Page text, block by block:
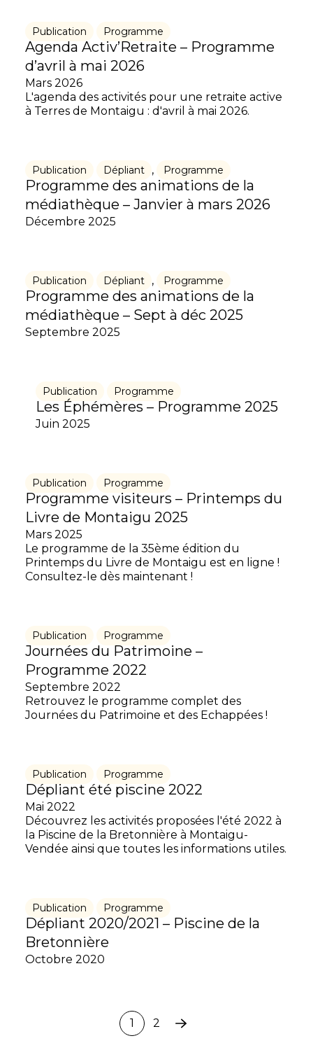
Publication Programme
Agenda Activ’Retraite – Programme
d’avril à mai 2026
Mars 2026
L'agenda des activités pour une retraite active
à Terres de Montaigu : d'avril à mai 2026.
Publication Dépliant , Programme
Programme des animations de la
médiathèque – Janvier à mars 2026
Décembre 2025
Publication Dépliant , Programme
Programme des animations de la
médiathèque – Sept à déc 2025
Septembre 2025
Publication Programme
Les Éphémères – Programme 2025
Juin 2025
Publication Programme
Programme visiteurs – Printemps du
Livre de Montaigu 2025
Mars 2025
Le programme de la 35ème édition du
Printemps du Livre de Montaigu est en ligne !
Consultez-le dès maintenant !
Publication Programme
Journées du Patrimoine –
Programme 2022
Septembre 2022
Retrouvez le programme complet des
Journées du Patrimoine et des Echappées !
Publication Programme
Dépliant été piscine 2022
Mai 2022
Découvrez les activités proposées l'été 2022 à
la Piscine de la Bretonnière à Montaigu-
Vendée ainsi que toutes les informations utiles.
Publication Programme
Dépliant 2020/2021 – Piscine de la
Bretonnière
Octobre 2020
1 2
Page